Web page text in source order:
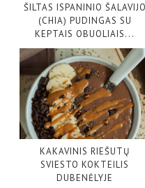
ŠILTAS ISPANINIO ŠALAVIJO
(CHIA) PUDINGAS SU
KEPTAIS OBUOLIAIS...
KAKAVINIS RIEŠUTŲ
SVIESTO KOKTEILIS
DUBENĖLYJE